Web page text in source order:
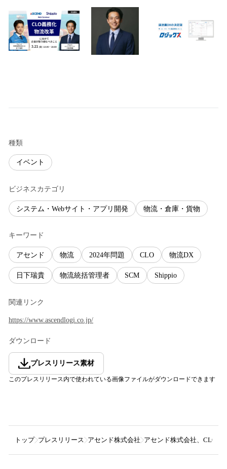
種類
イベント
ビジネスカテゴリ
システム・Webサイト・アプリ開発 物流・倉庫・貨物
キーワード
アセンド 物流 2024年問題 CLO 物流DX
日下瑞貴 物流統括管理者 SCM Shippio
関連リンク
https://www.ascendlogi.co.jp/
ダウンロード
プレスリリース素材
このプレスリリース内で使われている画像ファイルがダウンロードできます
トップ プレスリリース アセンド株式会社 アセンド株式会社、CLO設